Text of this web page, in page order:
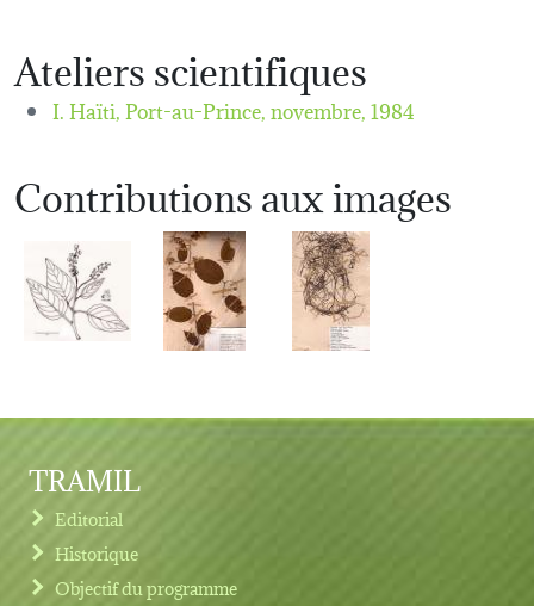
Ateliers scientifiques
I. Haïti, Port-au-Prince,novembre, 1984
Contributions aux images
TRAMIL
Editorial
Historique
Objectif du programme